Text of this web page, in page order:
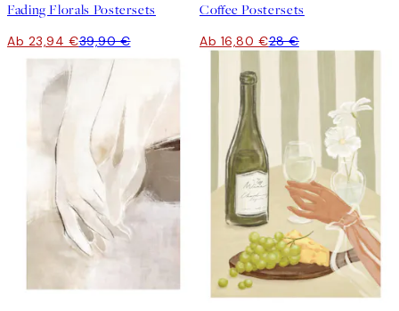
Fading Florals Postersets
Ab 23,94 €39,90 €
Coffee Postersets
Ab 16,80 €28 €